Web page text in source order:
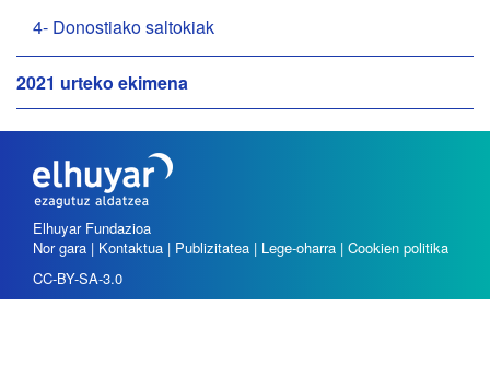
4- Donostiako saltokiak
2021 urteko ekimena
Elhuyar Fundazioa
Nor gara | Kontaktua | Publizitatea | Lege-oharra | Cookien politika
CC-BY-SA-3.0